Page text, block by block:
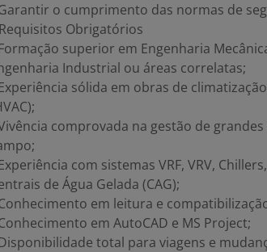
o cumprimento das normas de
Obrigatórios
superior em Engenharia
Industrial ou áreas correlatas;
sólida em obras de
comprovada na gestão de
com sistemas VRF, VRV,
de Água Gelada (CAG);
em leitura e
em AutoCAD e MS Project;
total para viagens e